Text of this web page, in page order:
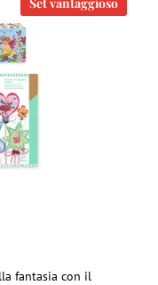
fantasia con il